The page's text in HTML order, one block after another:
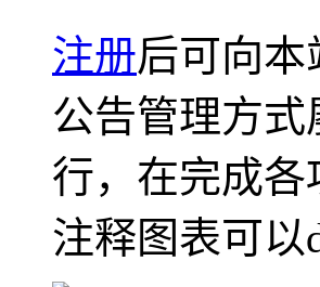
注册后可向本
公告管理方
行，在完成
注释图表可以